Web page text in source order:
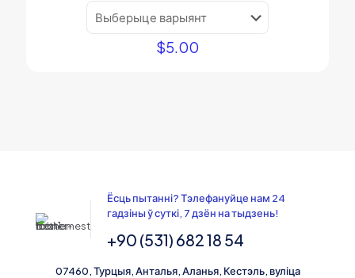
$5.00
Ёсць пытанні? Тэлефануйце нам 24
гадзіны ў суткі, 7 дзён на тыдзень!
+90 (531) 682 18 54
07460, Турцыя, Анталья, Аланья, Кестэль, вуліца